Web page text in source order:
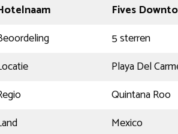
Fives
5 sterren
Playa Del
Quintana Roo
Mexico